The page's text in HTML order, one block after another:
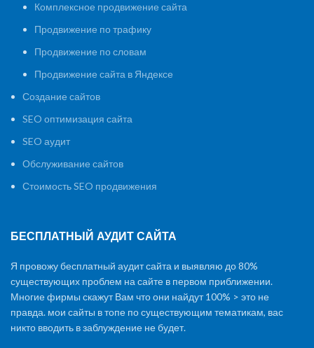
Комплексное продвижение сайта
Продвижение по трафику
Продвижение по словам
Продвижение сайта в Яндексе
Создание сайтов
SEO оптимизация сайта
SEO аудит
Обслуживание сайтов
Стоимость SEO продвижения
БЕСПЛАТНЫЙ АУДИТ САЙТА
Я провожу бесплатный аудит сайта и выявляю до 80%
существующих проблем на сайте в первом приближении.
Многие фирмы скажут Вам что они найдут 100% > это не
правда. мои сайты в топе по существующим тематикам, вас
никто вводить в заблуждение не будет.